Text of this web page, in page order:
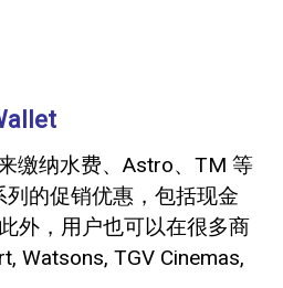
缴纳水费、Astro、TM 等
的促销优惠，包括现金
外，用户也可以在很多商
Watsons, TGV Cinemas,